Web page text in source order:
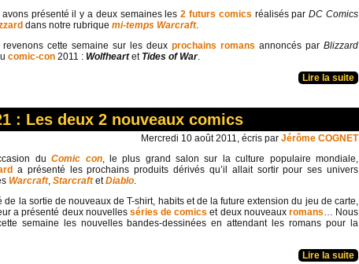
avons présenté il y a deux semaines les2 futurs comics réalisés parDC Comics
dans notre rubrique mi-temps Warcraft.
revenons cette semaine sur les deux prochains romans annoncés par Blizzard
comic-con 2011 : Wolfheart et Tides of War.
Lire la suite
: Les deux 2 nouveaux comics
Mercredi 10 août 2011, écris par Jérôme COGNET
duComic con, le plus grand salon sur la culture populaire mondiale,
a présenté les prochains produits dérivés qu’il allait sortir pour ses univers
Warcraft, StarcraftetDiablo.
de la sortie de nouveaux de T-shirt, habits et de la future extension du jeu de carte,
a présenté deux nouvelles séries de comics et deux nouveaux romans… Nous
semaine les nouvelles bandes-dessinées en attendant les romans pour la
Lire la suite